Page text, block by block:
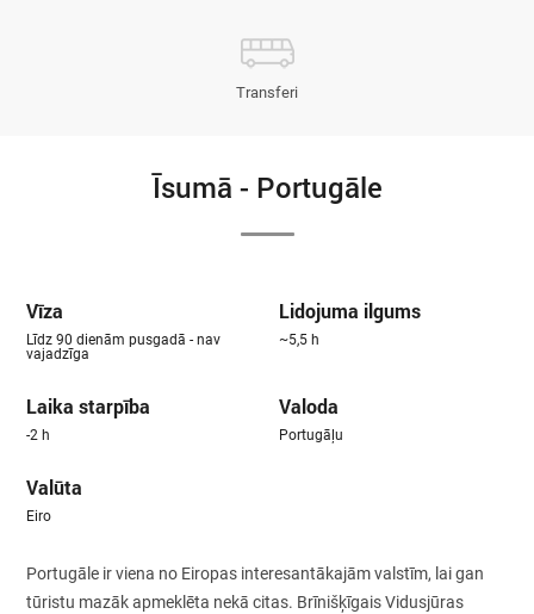
Transferi
Īsumā - Portugāle
Vīza
Līdz 90 dienām pusgadā - nav
vajadzīga
Lidojuma ilgums
~5,5 h
Laika starpība
-2 h
Valoda
Portugāļu
Valūta
Eiro
Portugāle ir viena no Eiropas interesantākajām valstīm, lai gan
tūristu mazāk apmeklēta nekā citas. Brīnišķīgais Vidusjūras